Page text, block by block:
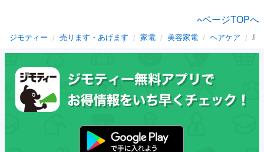
ページTOPへ
ジモティー 売ります・あげます 家電 美容家電 ヘアケア 島